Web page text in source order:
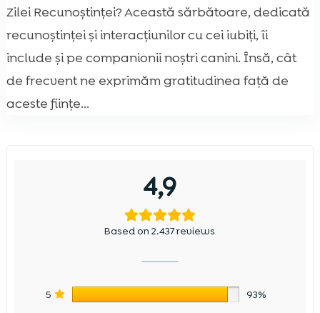
Zilei Recunoștinței? Această sărbătoare, dedicată
recunoștinței și interacțiunilor cu cei iubiți, îi
include și pe companionii noștri canini. Însă, cât
de frecvent ne exprimăm gratitudinea față de
aceste ființe...
4,9
Based on 2.437 reviews
5 93%